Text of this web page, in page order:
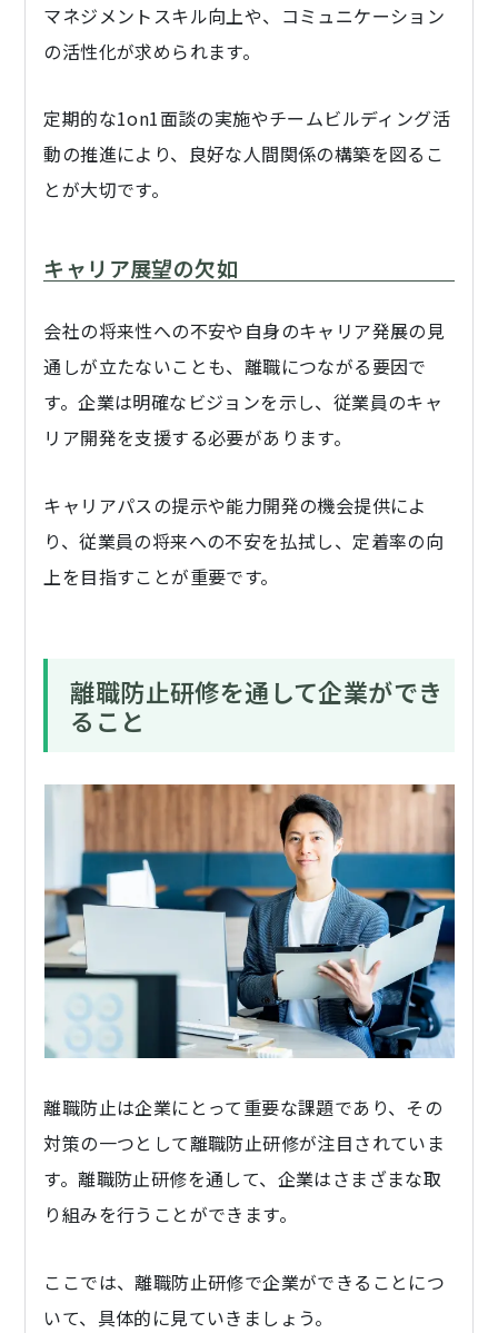
マネジメントスキル向上や、コミュニケーション
の活性化が求められます。
定期的な1on1面談の実施やチームビルディング活
動の推進により、良好な人間関係の構築を図るこ
とが大切です。
キャリア展望の欠如
会社の将来性への不安や自身のキャリア発展の見
通しが立たないことも、離職につながる要因で
す。企業は明確なビジョンを示し、従業員のキャ
リア開発を支援する必要があります。
キャリアパスの提示や能力開発の機会提供によ
り、従業員の将来への不安を払拭し、定着率の向
上を目指すことが重要です。
離職防止研修を通して企業ができ
ること
離職防止は企業にとって重要な課題であり、その
対策の一つとして離職防止研修が注目されていま
す。離職防止研修を通して、企業はさまざまな取
り組みを行うことができます。
ここでは、離職防止研修で企業ができることにつ
いて、具体的に見ていきましょう。